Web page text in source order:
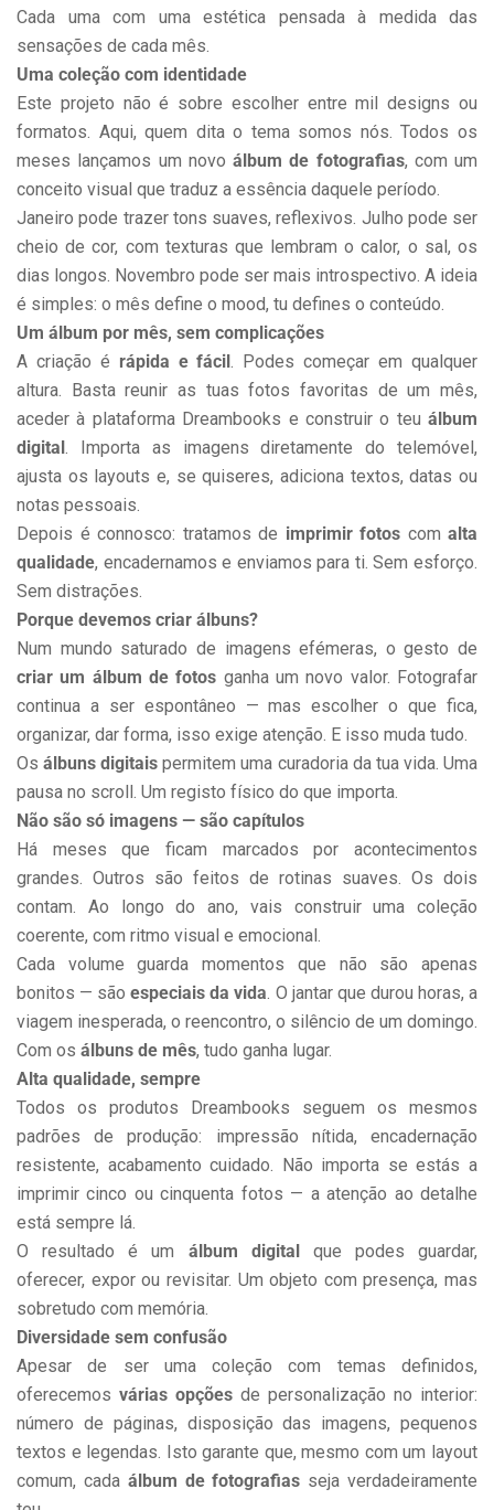
Cada uma com uma estética pensada à medida das
sensações de cada mês.
Uma coleção com identidade
Este projeto não é sobre escolher entre mil designs ou
formatos. Aqui, quem dita o tema somos nós. Todos os
meses lançamos um novo álbum de fotografias, com um
conceito visual que traduz a essência daquele período.
Janeiro pode trazer tons suaves, reflexivos. Julho pode ser
cheio de cor, com texturas que lembram o calor, o sal, os
dias longos. Novembro pode ser mais introspectivo. A ideia
é simples: o mês define o mood, tu defines o conteúdo.
Um álbum por mês, sem complicações
A criação é rápida e fácil. Podes começar em qualquer
altura. Basta reunir as tuas fotos favoritas de um mês,
aceder à plataforma Dreambooks e construir o teu álbum
digital. Importa as imagens diretamente do telemóvel,
ajusta os layouts e, se quiseres, adiciona textos, datas ou
notas pessoais.
Depois é connosco: tratamos de imprimir fotos com alta
qualidade, encadernamos e enviamos para ti. Sem esforço.
Sem distrações.
Porque devemos criar álbuns?
Num mundo saturado de imagens efémeras, o gesto de
criar um álbum de fotos ganha um novo valor. Fotografar
continua a ser espontâneo — mas escolher o que fica,
organizar, dar forma, isso exige atenção. E isso muda tudo.
Osálbuns digitais permitem uma curadoria da tua vida. Uma
pausa no scroll. Um registo físico do que importa.
Não são só imagens — são capítulos
Há meses que ficam marcados por acontecimentos
grandes. Outros são feitos de rotinas suaves. Os dois
contam. Ao longo do ano, vais construir uma coleção
coerente, com ritmo visual e emocional.
Cada volume guarda momentos que não são apenas
bonitos — sãoespeciais da vida. O jantar que durou horas, a
viagem inesperada, o reencontro, o silêncio de um domingo.
Com os álbuns de mês, tudo ganha lugar.
Alta qualidade, sempre
Todos os produtos Dreambooks seguem os mesmos
padrões de produção: impressão nítida, encadernação
resistente, acabamento cuidado. Não importa se estás a
imprimir cinco ou cinquenta fotos — a atenção ao detalhe
está sempre lá.
O resultado é um álbum digitalque podes guardar,
oferecer, expor ou revisitar. Um objeto com presença, mas
sobretudo com memória.
Diversidade sem confusão
Apesar de ser uma coleção com temas definidos,
oferecemos várias opções de personalização no interior:
número de páginas, disposição das imagens, pequenos
textos e legendas. Isto garante que, mesmo com um layout
comum, cada álbum de fotografias seja verdadeiramente